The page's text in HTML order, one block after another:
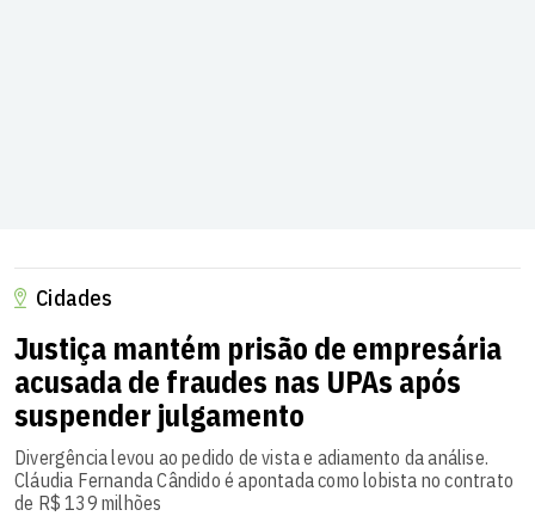
Cidades
Justiça mantém prisão de empresária
acusada de fraudes nas UPAs após
suspender julgamento
Divergência levou ao pedido de vista e adiamento da análise.
Cláudia Fernanda Cândido é apontada como lobista no contrato
de R$ 139 milhões